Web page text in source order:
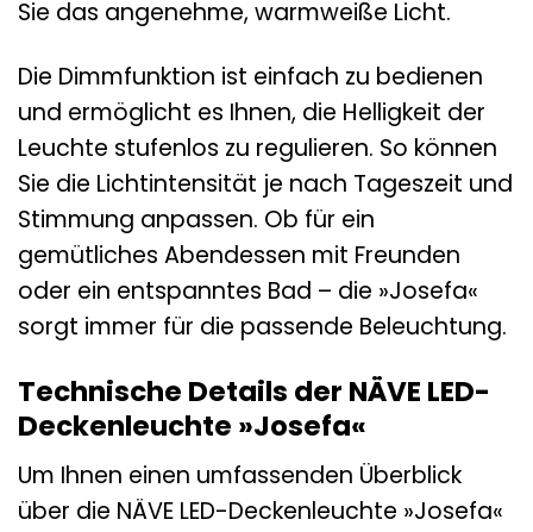
Sie das angenehme, warmweiße Licht.
Die Dimmfunktion ist einfach zu bedienen
und ermöglicht es Ihnen, die Helligkeit der
Leuchte stufenlos zu regulieren. So können
Sie die Lichtintensität je nach Tageszeit und
Stimmung anpassen. Ob für ein
gemütliches Abendessen mit Freunden
oder ein entspanntes Bad – die »Josefa«
sorgt immer für die passende Beleuchtung.
Technische Details der NÄVE LED-
Deckenleuchte »Josefa«
Um Ihnen einen umfassenden Überblick
über die NÄVE LED-Deckenleuchte »Josefa«